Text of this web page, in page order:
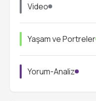
Video
Yaşam ve Portreler
Yorum-Analiz